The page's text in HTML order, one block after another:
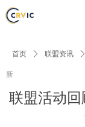
联盟活动回
首页 ꄲ 联盟资讯 ꄲ
新